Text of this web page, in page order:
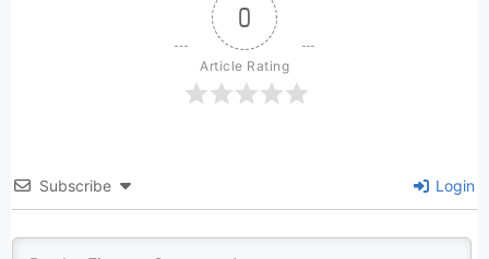
0
Article Rating
Subscribe Login